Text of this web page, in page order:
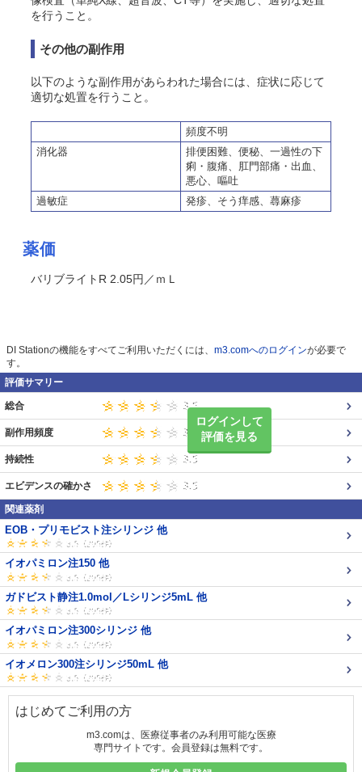
を行うこと。
その他の副作用
以下のような副作用があらわれた場合には、症状に応じて
適切な処置を行うこと。
頻度不明
消化器
排便困難、便秘、一過性の下
痢・腹痛、肛門部痛・出血、
悪心、嘔吐
過敏症
発疹、 そう 痒感、蕁麻疹
薬価
バリブライトR 2.05円／ｍＬ
DI Stationの機能をすべてご利用いただくには、 m3.comへのログインが必要で
す。
評価サマリー
ログインして
評価を見る
総合
副作用頻度
持続性
エビデンスの確かさ
関連薬剤
EOB・プリモビスト注シリンジ 他
イオパミロン注150 他
ガドビスト静注1.0mol／Lシリンジ5mL 他
イオパミロン注300シリンジ 他
イオメロン300注シリンジ50mL 他
はじめてご利用の方
m3.comは、医療従事者のみ利用可能な医療
専門サイトです。会員登録は無料です。